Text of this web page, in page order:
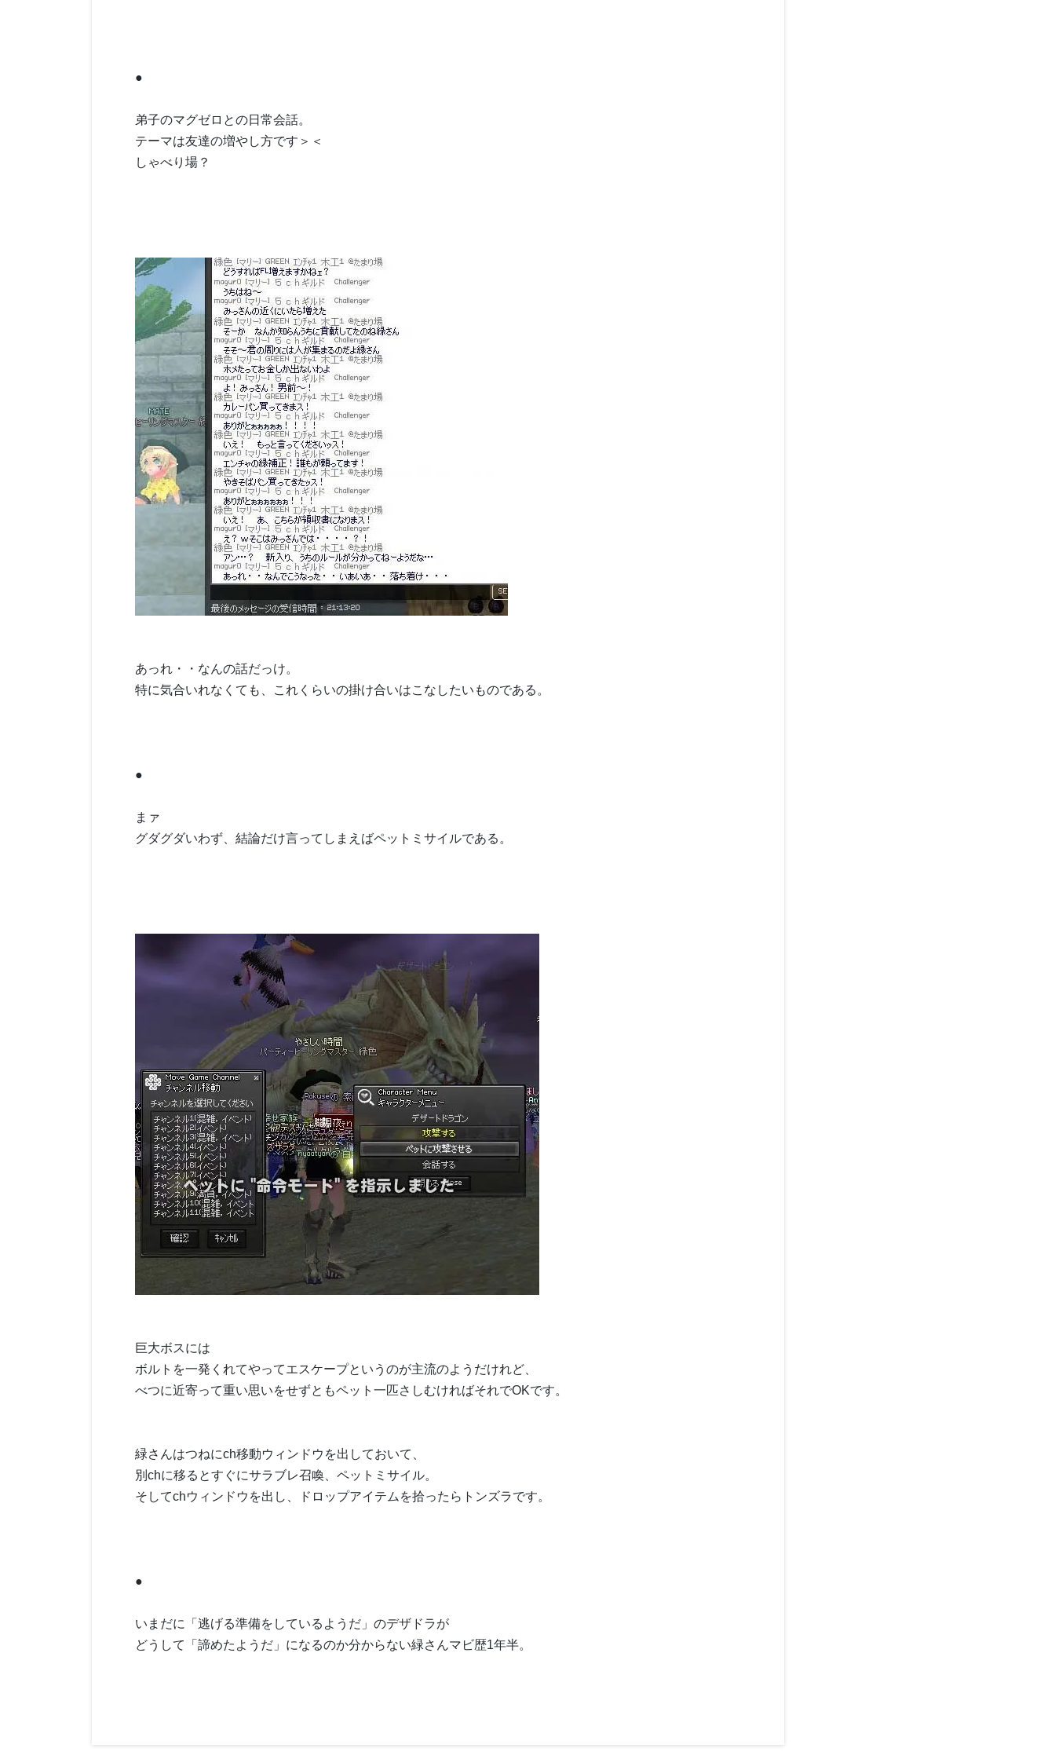
●
弟子のマグゼロとの日常会話。
テーマは友達の増やし方です＞＜
しゃべり場？
あっれ・・なんの話だっけ。
特に気合いれなくても、これくらいの掛け合いはこなしたいものである。
●
まァ
グダグダいわず、結論だけ言ってしまえばペットミサイルである。
巨大ボスには
ボルトを一発くれてやってエスケープというのが主流のようだけれど、
べつに近寄って重い思いをせずともペット一匹さしむければそれでOKです。
緑さんはつねにch移動ウィンドウを出しておいて、
別chに移るとすぐにサラブレ召喚、ペットミサイル。
そしてchウィンドウを出し、ドロップアイテムを拾ったらトンズラです。
●
いまだに「逃げる準備をしているようだ」のデザドラが
どうして「諦めたようだ」になるのか分からない緑さんマビ歴1年半。